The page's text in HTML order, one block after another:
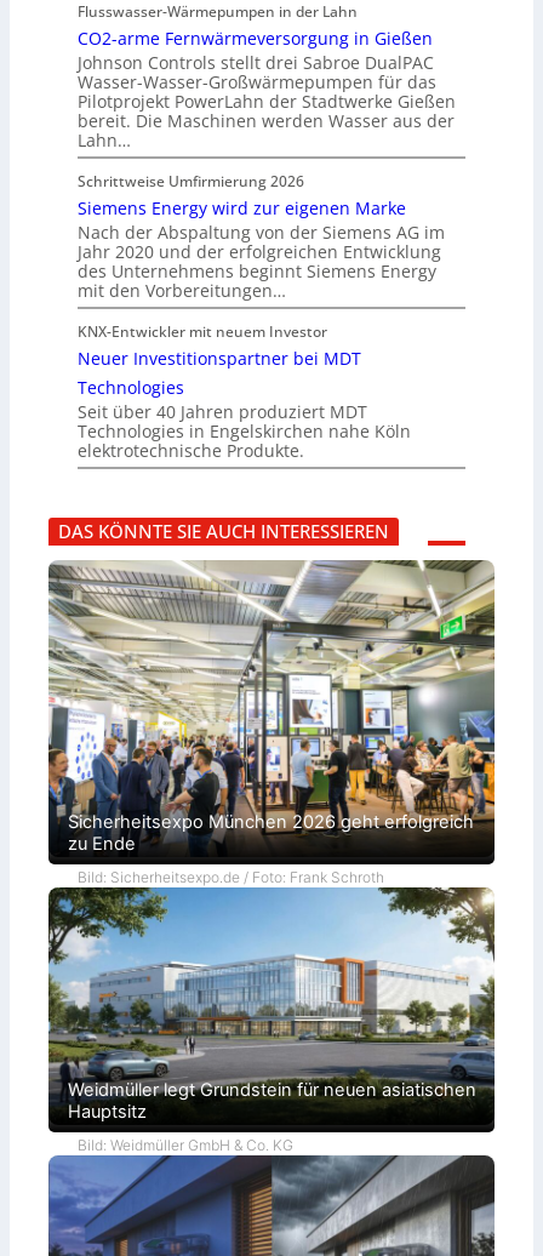
Flusswasser-Wärmepumpen in der Lahn
CO2-arme Fernwärmeversorgung in Gießen
Johnson Controls stellt drei Sabroe DualPAC
Wasser-Wasser-Großwärmepumpen für das
Pilotprojekt PowerLahn der Stadtwerke Gießen
bereit. Die Maschinen werden Wasser aus der
Lahn…
Schrittweise Umfirmierung 2026
Siemens Energy wird zur eigenen Marke
Nach der Abspaltung von der Siemens AG im
Jahr 2020 und der erfolgreichen Entwicklung
des Unternehmens beginnt Siemens Energy
mit den Vorbereitungen…
KNX-Entwickler mit neuem Investor
Neuer Investitionspartner bei MDT
Technologies
Seit über 40 Jahren produziert MDT
Technologies in Engelskirchen nahe Köln
elektrotechnische Produkte.
DAS KÖNNTE SIE AUCH INTERESSIEREN
Sicherheitsexpo München 2026 geht erfolgreich
zu Ende
Bild: Sicherheitsexpo.de / Foto: Frank Schroth
Weidmüller legt Grundstein für neuen asiatischen
Hauptsitz
Bild: Weidmüller GmbH & Co. KG